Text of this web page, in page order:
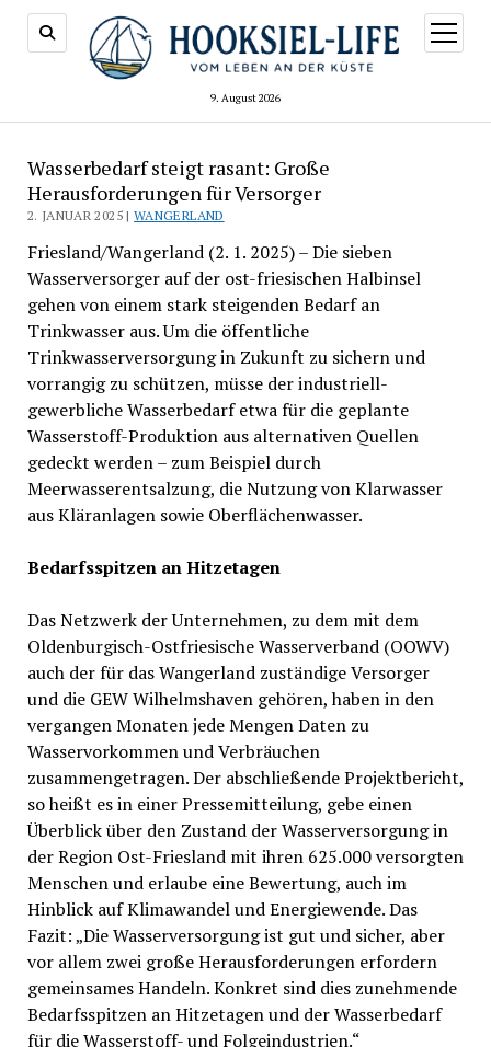
9. August 2026
Menü
öffnen
Wasserbedarf steigt rasant: Große
Herausforderungen für Versorger
2. JANUAR 2025 |WANGERLAND
Friesland/Wangerland (2. 1. 2025) – Die sieben
Wasserversorger auf der ost-friesischen Halbinsel
gehen von einem stark steigenden Bedarf an
Trinkwasser aus. Um die öffentliche
Trinkwasserversorgung in Zukunft zu sichern und
vorrangig zu schützen, müsse der industriell-
gewerbliche Wasserbedarf etwa für die geplante
Wasserstoff-Produktion aus alternativen Quellen
gedeckt werden – zum Beispiel durch
Meerwasserentsalzung, die Nutzung von Klarwasser
aus Kläranlagen sowie Oberflächenwasser.
Bedarfsspitzen an Hitzetagen
Das Netzwerk der Unternehmen, zu dem mit dem
Oldenburgisch-Ostfriesische Wasserverband (OOWV)
auch der für das Wangerland zuständige Versorger
und die GEW Wilhelmshaven gehören, haben in den
vergangen Monaten jede Mengen Daten zu
Wasservorkommen und Verbräuchen
zusammengetragen. Der abschließende Projektbericht,
so heißt es in einer Pressemitteilung, gebe einen
Überblick über den Zustand der Wasserversorgung in
der Region Ost-Friesland mit ihren 625.000 versorgten
Menschen und erlaube eine Bewertung, auch im
Hinblick auf Klimawandel und Energiewende. Das
Fazit: „Die Wasserversorgung ist gut und sicher, aber
vor allem zwei große Herausforderungen erfordern
gemeinsames Handeln. Konkret sind dies zunehmende
Bedarfsspitzen an Hitzetagen und der Wasserbedarf
für die Wasserstoff- und Folgeindustrien.“